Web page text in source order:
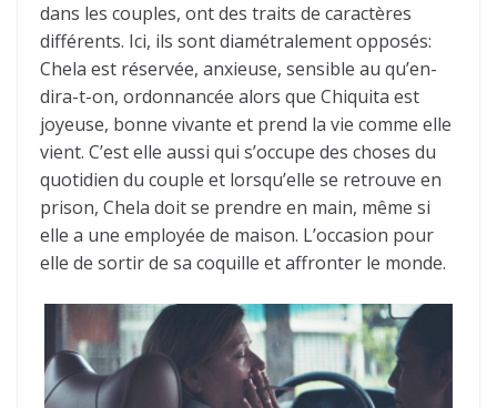
dans les couples, ont des traits de caractères
différents. Ici, ils sont diamétralement opposés:
Chela est réservée, anxieuse, sensible au qu’en-
dira-t-on, ordonnancée alors que Chiquita est
joyeuse, bonne vivante et prend la vie comme elle
vient. C’est elle aussi qui s’occupe des choses du
quotidien du couple et lorsqu’elle se retrouve en
prison, Chela doit se prendre en main, même si
elle a une employée de maison. L’occasion pour
elle de sortir de sa coquille et affronter le monde.